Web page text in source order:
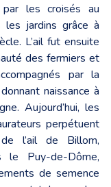
les croisés au
les jardins grâce à
L’ail fut ensuite
des fermiers et
par la
naissance à
Aujourd’hui, les
perpétuent
l’ail de Billom,
le Puy-de-Dôme,
de semence